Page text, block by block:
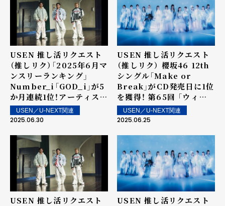
USEN 推し活リクエスト
（推しリク）「2025年6月マ
ンスリーランキング」
Number_i「GOD_i」が5
か月連続1位！アーティスト
としては7か月連続の1位
を記録！
USEN／U-NEXT関連
2025.06.30
USEN 推し活リクエスト
（推しリク） 櫻坂46 12th
シングル「Make or
Break」がCD発売日に1位
を獲得！ 第65回 「ウィー
クリーランキング」を発表
～ 上位ランクイン楽曲は
USEN／U-NEXT関連
2025.06.25
USEN 推し活リクエスト
USEN 推し活リクエスト